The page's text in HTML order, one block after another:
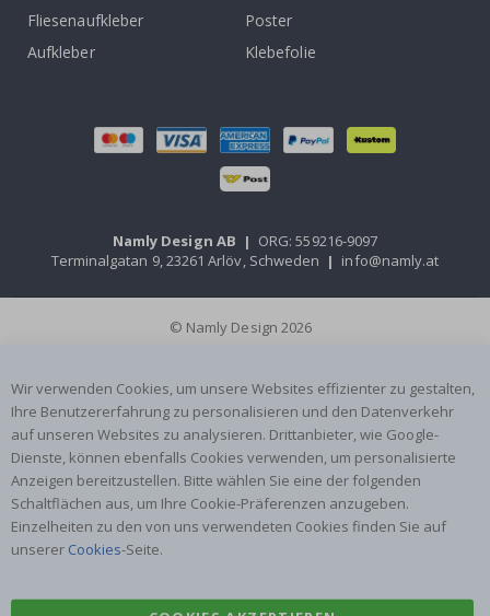
Fliesenaufkleber
Poster
Aufkleber
Klebefolie
Namly Design AB | ORG: 559216-9097
Terminalgatan 9, 23261 Arlöv, Schweden | info@namly.at
© Namly Design 2026
Wir verwenden Cookies, um unsere Websites effizienter zu gestalten,
Ihre Benutzererfahrung zu personalisieren und den Datenverkehr
auf unseren Websites zu analysieren. Drittanbieter, wie Google-
Dienste, können ebenfalls Cookies verwenden, um personalisierte
Anzeigen bereitzustellen. Bitte wählen Sie eine der folgenden
Schaltflächen aus, um Ihre Cookie-Präferenzen anzugeben.
Einzelheiten zu den von uns verwendeten Cookies finden Sie auf
unserer Cookies-Seite.